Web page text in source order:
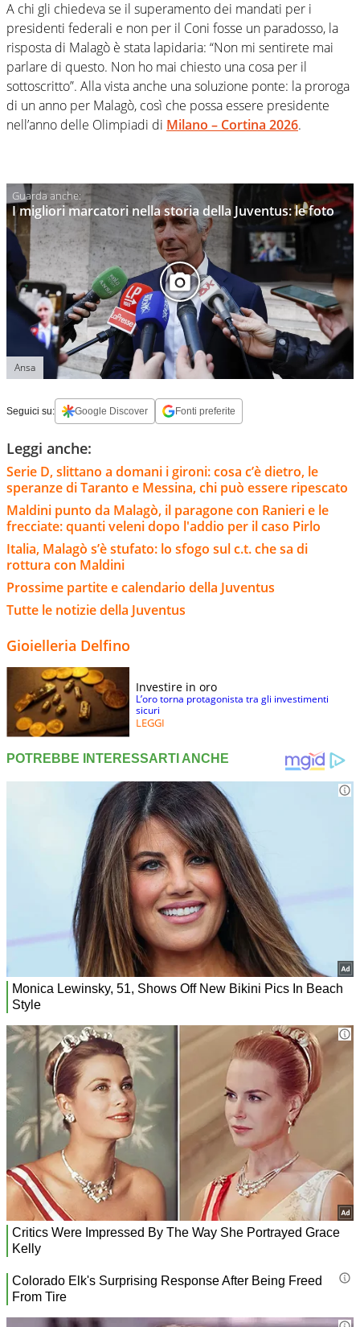
A chi gli chiedeva se il superamento dei mandati per i
presidenti federali e non per il Coni fosse un paradosso, la
risposta di Malagò è stata lapidaria: “Non mi sentirete mai
parlare di questo. Non ho mai chiesto una cosa per il
sottoscritto”. Alla vista anche una soluzione ponte: la proroga
di un anno per Malagò, così che possa essere presidente
nell’anno delle Olimpiadi di Milano – Cortina 2026.
I migliori marcatori nella storia della Juventus: le foto
Ansa
Seguici su: Google Discover Fonti preferite
Leggi anche:
Serie D, slittano a domani i gironi: cosa c’è dietro, le
speranze di Taranto e Messina, chi può essere ripescato
Maldini punto da Malagò, il paragone con Ranieri e le
frecciate: quanti veleni dopo l'addio per il caso Pirlo
Italia, Malagò s’è stufato: lo sfogo sul c.t. che sa di
rottura con Maldini
Prossime partite e calendario della Juventus
Tutte le notizie della Juventus
Gioielleria Delfino
Investire in oro
L’oro torna protagonista tra gli investimenti
sicuri
LEGGI